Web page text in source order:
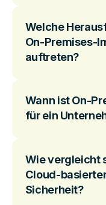
Welche
On-Premises-
auftreten?
Wann ist On-
für ein
Wie vergleicht
Cloud-
Sicherheit?